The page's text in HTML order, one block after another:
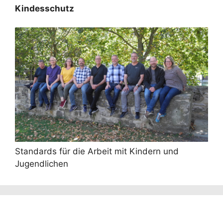
Kindesschutz
Standards für die Arbeit mit Kindern und
Jugendlichen